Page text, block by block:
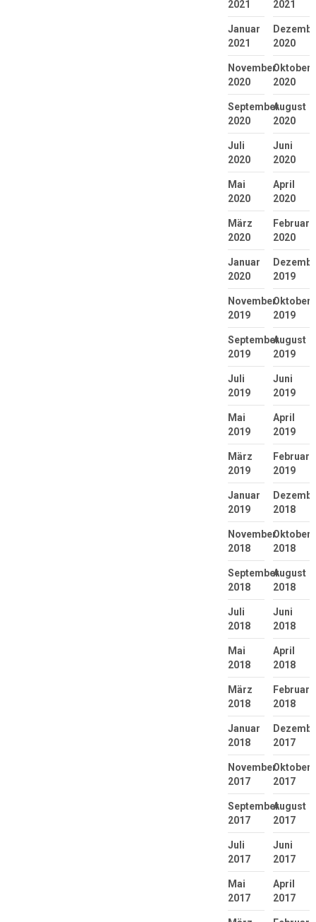
2021
2021
Januar
2021
2020
November
2020
Oktober
2020
September
2020
August
2020
Juli
2020
Juni
2020
Mai
2020
April
2020
März
2020
Februar
2020
Januar
2020
2019
November
2019
Oktober
2019
September
2019
August
2019
Juli
2019
Juni
2019
Mai
2019
April
2019
März
2019
Februar
2019
Januar
2019
2018
November
2018
Oktober
2018
September
2018
August
2018
Juli
2018
Juni
2018
Mai
2018
April
2018
März
2018
Februar
2018
Januar
2018
2017
November
2017
Oktober
2017
September
2017
August
2017
Juli
2017
Juni
2017
Mai
2017
April
2017